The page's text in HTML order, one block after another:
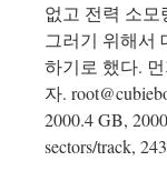
없고 전력 소
그러기 위해서
하기로 했다.
자.
2000.4 GB,
sectors/track,